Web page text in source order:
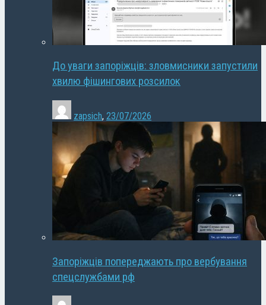
До уваги запоріжців: зловмисники запустили
хвилю фішингових розсилок
zapsich, 23/07/2026
Запоріжців попереджають про вербування
спецслужбами рф